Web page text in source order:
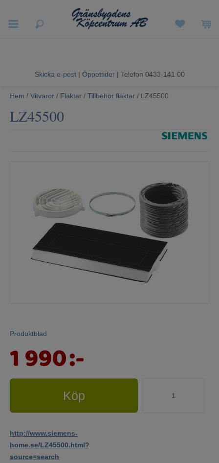
Sommarrea
Vitvaror
Hushållsapparater
Kundtjänst
Skicka e-post | Öppettider| Telefon 0433-141 00
Hem / Vitvaror / Fläktar / Tillbehör fläktar / LZ45500
LZ45500
Produktblad
1 990:-
Köp
http://www.siemens-
home.se/LZ45500.html?
source=search